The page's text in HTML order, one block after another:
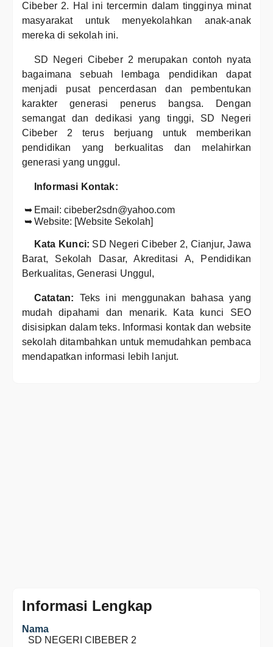
Cibeber 2. Hal ini tercermin dalam tingginya minat
masyarakat untuk menyekolahkan anak-anak
mereka di sekolah ini.
SD Negeri Cibeber 2 merupakan contoh nyata
bagaimana sebuah lembaga pendidikan dapat
menjadi pusat pencerdasan dan pembentukan
karakter generasi penerus bangsa. Dengan
semangat dan dedikasi yang tinggi, SD Negeri
Cibeber 2 terus berjuang untuk memberikan
pendidikan yang berkualitas dan melahirkan
generasi yang unggul.
Informasi Kontak:
Email: cibeber2sdn@yahoo.com
Website: [Website Sekolah]
Kata Kunci: SD Negeri Cibeber 2, Cianjur, Jawa
Barat, Sekolah Dasar, Akreditasi A, Pendidikan
Berkualitas, Generasi Unggul,
Catatan: Teks ini menggunakan bahasa yang
mudah dipahami dan menarik. Kata kunci SEO
disisipkan dalam teks. Informasi kontak dan website
sekolah ditambahkan untuk memudahkan pembaca
mendapatkan informasi lebih lanjut.
Informasi Lengkap
Nama
SD NEGERI CIBEBER 2